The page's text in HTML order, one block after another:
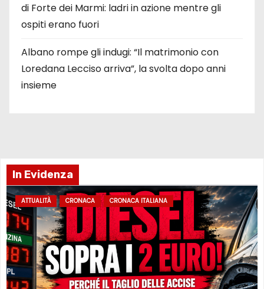
di Forte dei Marmi: ladri in azione mentre gli
ospiti erano fuori
Albano rompe gli indugi: “Il matrimonio con
Loredana Lecciso arriva”, la svolta dopo anni
insieme
In Evidenza
ATTUALITÀ CRONACA CRONACA ITALIANA